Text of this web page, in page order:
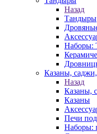
Назад
Тандыры
Наборы:
Казаны,
Назад
Казаны,
Казаны
Печи под
Наборы: